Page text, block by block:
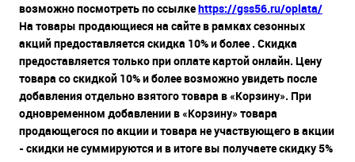
возможно посмотреть по ссылкеhttps://gss56.ru/oplata/
На товары продающиеся на сайте в рамках сезонных
акций предоставляется скидка 10% и более . Скидка
предоставляется только при оплате картой онлайн. Цену
товара со скидкой 10% и более возможно увидеть после
добавления отдельно взятого товара в «Корзину». При
одновременном добавлении в «Корзину» товара
продающегося по акции и товара не участвующего в акции
- скидки не суммируются и в итоге вы получаете скидку 5%